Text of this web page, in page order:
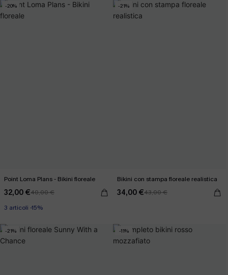
-20%
Point Loma Plans - Bikini floreale
32,00 €40,00 €
3 articoli -15%
-21%
Bikini con stampa floreale realistica
34,00 €43,00 €
-21% -11%